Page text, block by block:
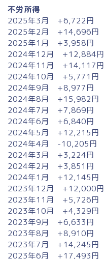
不労所得
2025年3月 +6,722円
2025年2月 +14,696円
2025年1月 +3,958円
2024年12月 +12,884円
2024年11月 +14,117円
2024年10月 +5,771円
2024年9月 +8,977円
2024年8月 +15,982円
2024年7月 +7,869円
2024年6月 +6,840円
2024年5月 +12,215円
2024年4月 -10,205円
2024年3月 +3,224円
2024年2月 +3,851円
2024年1月 +12,145円
2023年12月 +12,000円
2023年11月 +5,726円
2023年10月 +4,329円
2023年9月 +6,633円
2023年8月 +8,910円
2023年7月 +14,245円
2023年6月 +17,493円